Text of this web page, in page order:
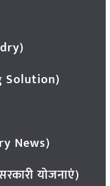
Solution)
News)
योजनाएं)